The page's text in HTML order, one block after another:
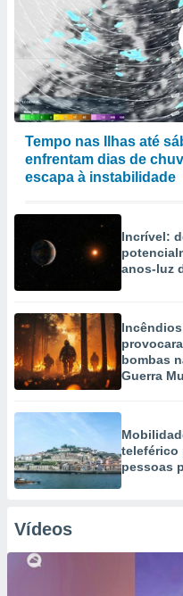
Tempo nas Ilhas até
enfrentam dias de
escapa à instabilidade
Incrível:
anos-luz
bombas
Guerra
teleférico
pessoas
Vídeos